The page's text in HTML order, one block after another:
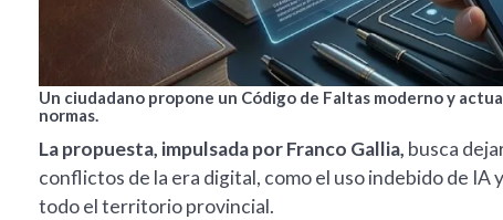
Un ciudadano propone un Código de Faltas moderno y
normas.
La propuesta, impulsada por Franco Gallia, busca
conflictos de la era digital, como el uso indebido de
todo el territorio provincial.